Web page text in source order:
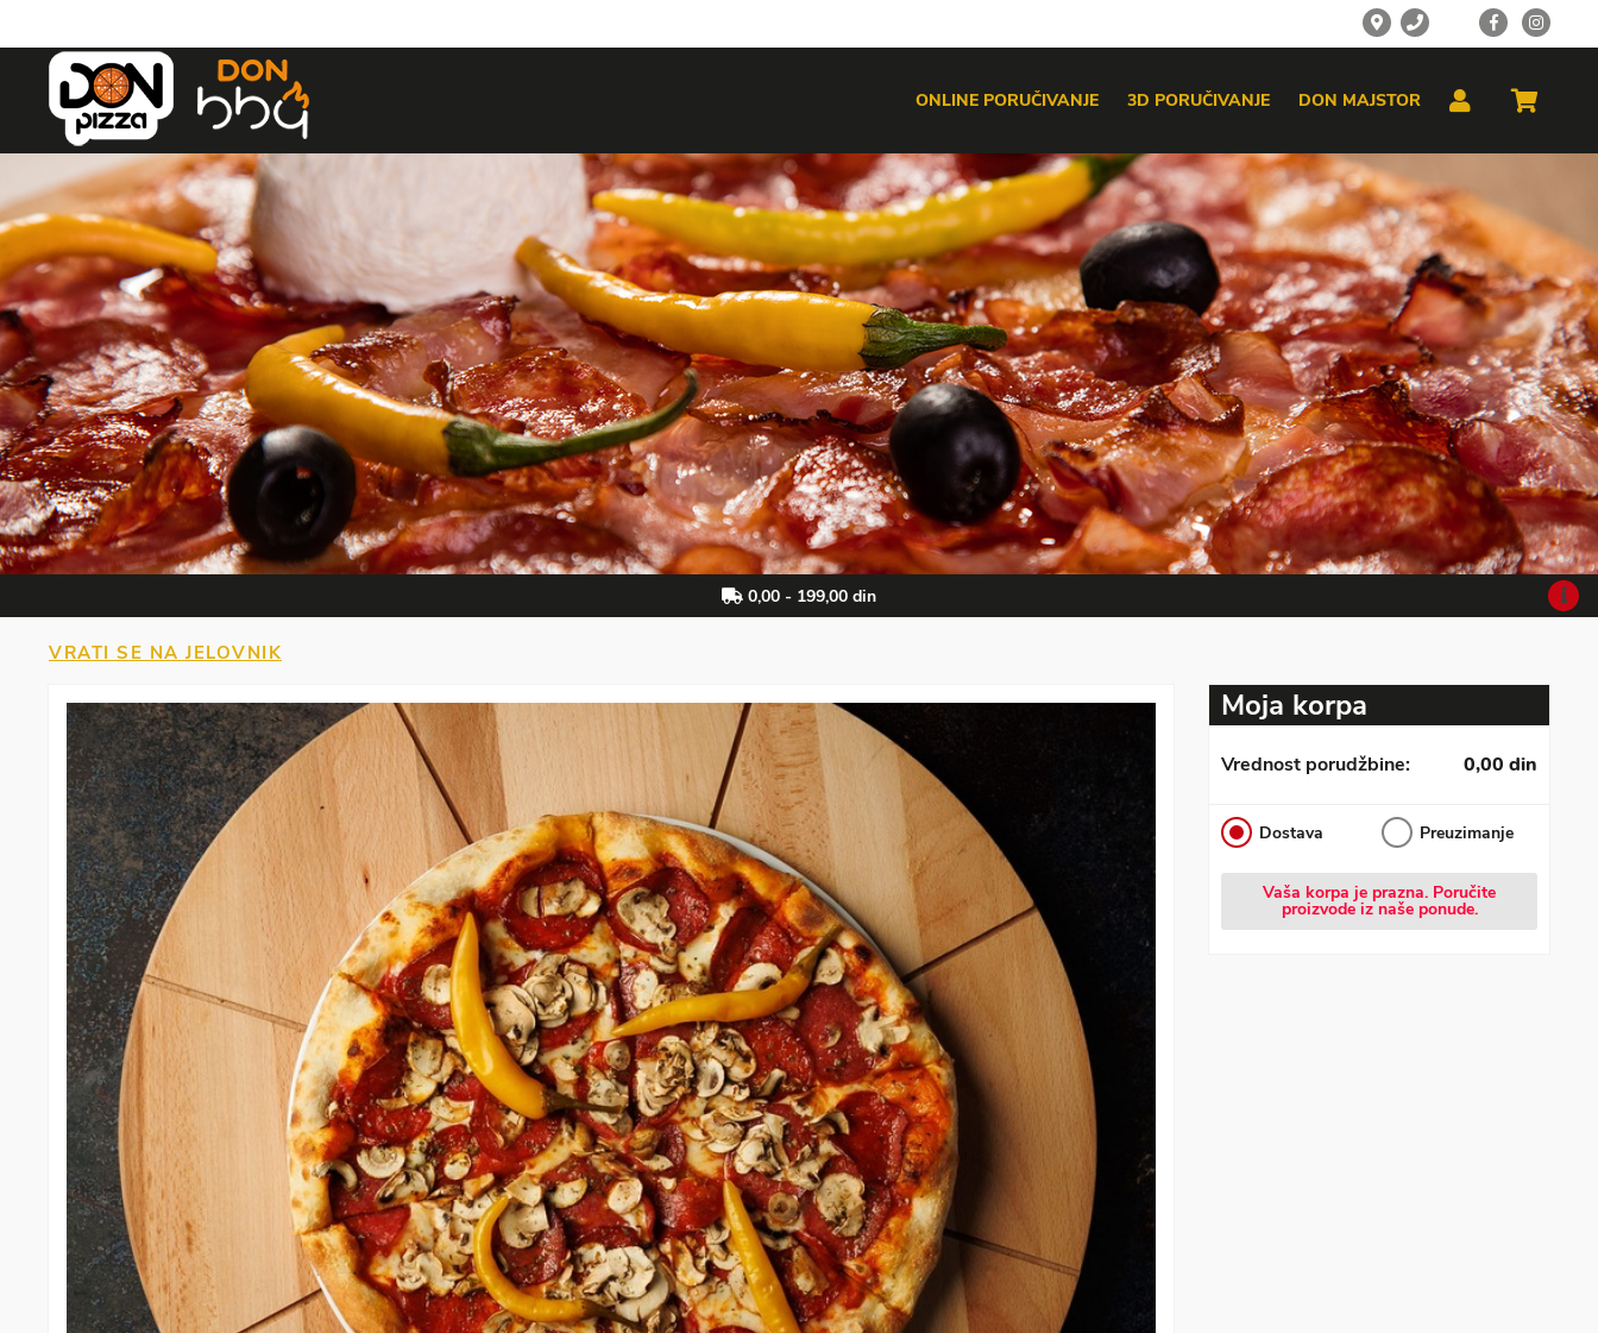
ONLINE PORUČIVANJE 3D PORUČIVANJE DON MAJSTOR
0,00 - 199,00 din
VRATI SE NA JELOVNIK
Moja korpa
Vrednost porudžbine: 0,00 din
Dostava Preuzimanje
Vaša korpa je prazna. Poručite
proizvode iz naše ponude.